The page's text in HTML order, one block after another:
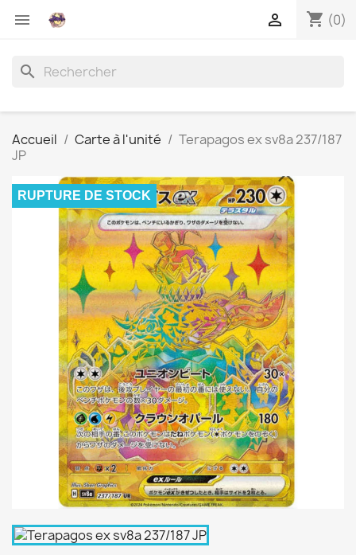
 shopping_cart (0)

search
Accueil Carte à l'unité
Terapagos ex sv8a 237/187
JP
RUPTURE DE STOCK